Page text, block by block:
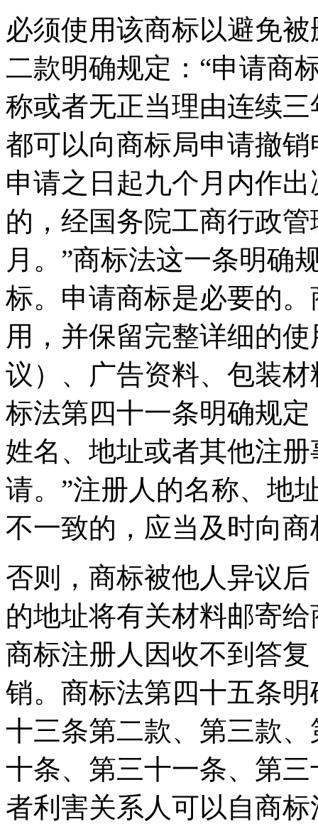
必须使用该商标以避免
二款明确规定：“申请商
称或者无正当理由连续
都可以向商标局申请撤
申请之日起九个月内作
的，经国务院工商行政
月。”商标法这一条明确
标。申请商标是必要的
用，并保留完整详细的
议）、广告资料、包装
标法第四十一条明确规
姓名、地址或者其他注
请。”注册人的名称、地
不一致的，应当及时向
否则，商标被他人异议
的地址将有关材料邮寄
商标注册人因收不到答
销。商标法第四十五条
十三条第二款、第三款
十条、第三十一条、第
者利害关系人可以自商